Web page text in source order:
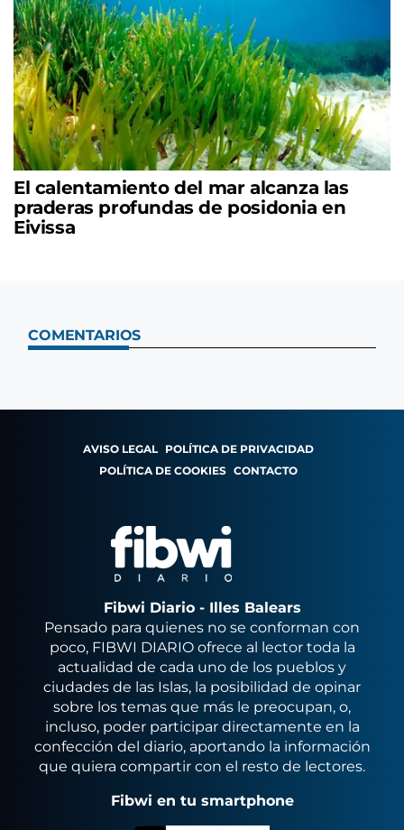
El calentamiento del mar alcanza las
praderas profundas de posidonia en
Eivissa
COMENTARIOS
AVISO LEGAL POLÍTICA DE PRIVACIDAD
POLÍTICA DE COOKIES CONTACTO
Fibwi Diario - Illes Balears
Pensado para quienes no se conforman con
poco, FIBWI DIARIO ofrece al lector toda la
actualidad de cada uno de los pueblos y
ciudades de las Islas, la posibilidad de opinar
sobre los temas que más le preocupan, o,
incluso, poder participar directamente en la
confección del diario, aportando la información
que quiera compartir con el resto de lectores.
Fibwi en tu smartphone